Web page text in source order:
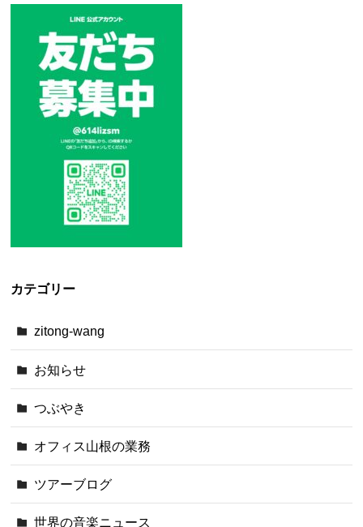
カテゴリー
zitong-wang
お知らせ
つぶやき
オフィス山根の業務
ツアーブログ
世界の音楽ニュース